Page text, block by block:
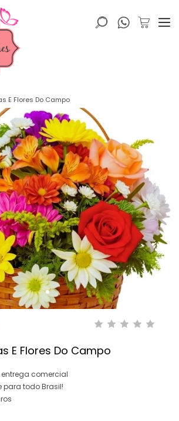
E Flores Do Campo
E Flores Do Campo
comercial
para todo Brasil!